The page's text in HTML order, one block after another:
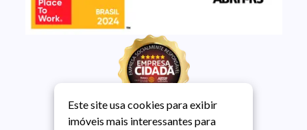
Este site usa cookies para exibir
imóveis mais interessantes para